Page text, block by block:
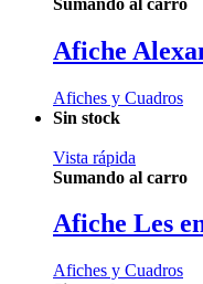
Afiche
Afiches y Cuadros
Sin stock
Vista rápida
Sumando al carro
Afiche Les
Afiches y Cuadros